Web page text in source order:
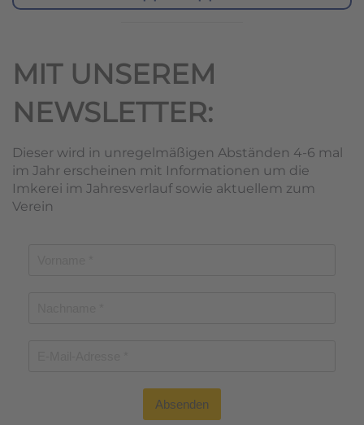
MIT UNSEREM
NEWSLETTER:
Dieser wird in unregelmäßigen Abständen 4-6 mal
im Jahr erscheinen mit Informationen um die
Imkerei im Jahresverlauf sowie aktuellem zum
Verein
Absenden